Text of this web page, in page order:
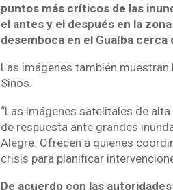
puntos más críticos de las
el antes y el después en la
desemboca en el Guaíba cerca
Las imágenes también
Sinos.
“Las imágenes satelitales de
de respuesta ante grandes
Alegre. Ofrecen a quienes
crisis para planificar
De acuerdo con las